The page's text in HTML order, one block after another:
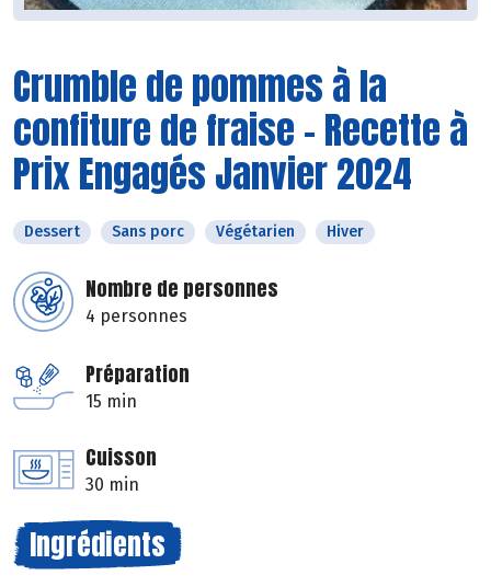
Crumble de pommes à la
confiture de fraise - Recette à
Prix Engagés Janvier 2024
Dessert Sans porc Végétarien Hiver
Nombre de personnes
4 personnes
Préparation
15 min
Cuisson
30 min
Ingrédients